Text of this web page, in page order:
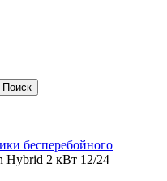
Поиск
бесперебойного
2 кВт 12/24